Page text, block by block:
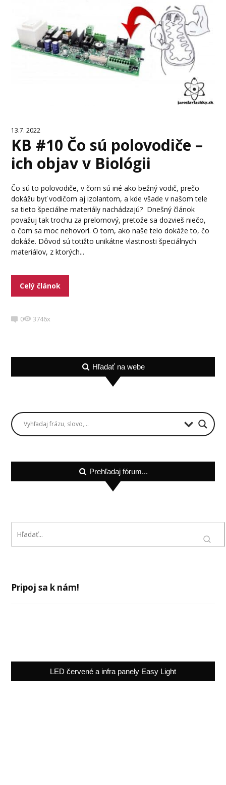
13.7. 2022
KB #10 Čo sú polovodiče –
ich objav v Biológii
Čo sú to polovodiče, v čom sú iné ako bežný vodič, prečo
dokážu byť vodičom aj izolantom, a kde všade v našom tele
sa tieto špeciálne materiály nachádzajú? Dnešný článok
považuj tak trochu za prelomový, pretože sa dozvieš niečo,
o čom sa moc nehovorí. O tom, ako naše telo dokáže to, čo
dokáže. Dôvod sú totižto unikátne vlastnosti špeciálnych
materiálov, z ktorých...
Celý článok
0 3746x
Hľadať na webe
Prehľadaj fórum...
Pripoj sa k nám!
LED červené a infra panely Easy Light